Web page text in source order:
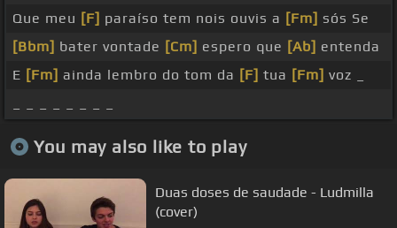
Que meu [F] paraíso tem nois ouvis a [Fm] sós Se
[Bbm] bater vontade [Cm] espero que [Ab] entenda
E [Fm] ainda lembro do tom da [F] tua [Fm] voz _
You may also like to play
Duas doses de saudade - Ludmilla
(cover)